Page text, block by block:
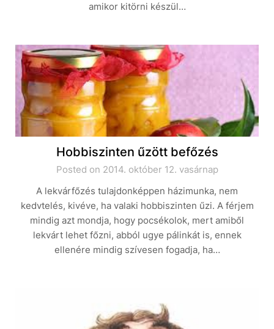
amikor kitörni készül…
Hobbiszinten űzött befőzés
Posted on 2014. október 12. vasárnap
A lekvárfőzés tulajdonképpen házimunka, nem
kedvtelés, kivéve, ha valaki hobbiszinten űzi. A férjem
mindig azt mondja, hogy pocsékolok, mert amiből
lekvárt lehet főzni, abból ugye pálinkát is, ennek
ellenére mindig szívesen fogadja, ha…